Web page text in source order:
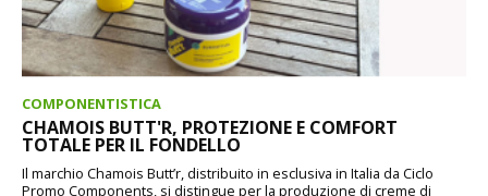
COMPONENTISTICA
CHAMOIS BUTT'R, PROTEZIONE E COMFORT
TOTALE PER IL FONDELLO
Il marchio Chamois Butt’r, distribuito in esclusiva in Italia da Ciclo
Promo Components, si distingue per la produzione di creme di